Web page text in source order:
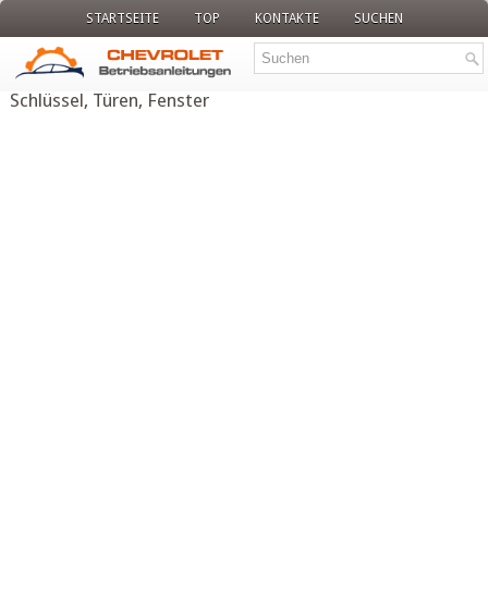
STARTSEITE TOP KONTAKTE SUCHEN
Schlüssel, Türen, Fenster